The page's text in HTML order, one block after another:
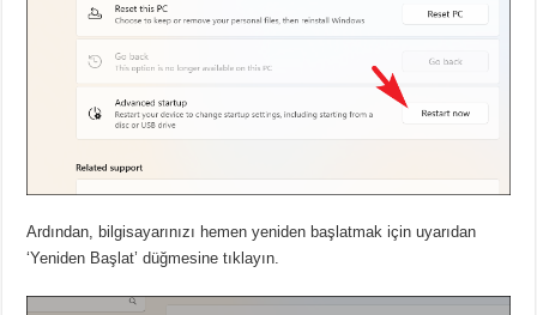
Ardından, bilgisayarınızı hemen yeniden başlatmak için uyarıdan
‘Yeniden Başlat’ düğmesine tıklayın.